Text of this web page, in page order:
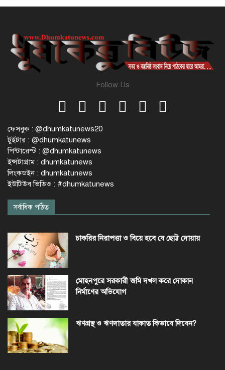
Follow Us
ফেসবুক : @dhumkatunews20
টুইটার : @dhumkatunews
পিন্টারেস্ট : @dhumkatunews
ইন্সটাগ্রাম : dhumkatunews
লিংকডইন : dhumkatunews
ইউটিউব ভিডিও : #dhumkatunews
সর্বাধিক পঠিত
চাকরির নিরাপত্তা ও বিয়ে হবে যে ছোট্ট দোয়ায়
মোহনপুরে সরকারী জমি দখল করে দোকান
নির্মাণের অভিযোগ
ঋণগ্রস্থ ও ঋণদাতার যাকাত কিভাবে দিবেন?